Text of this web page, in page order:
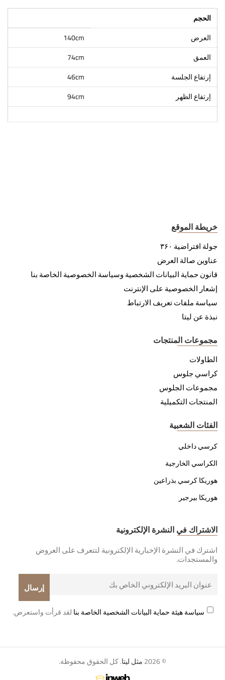
الحجم
العرض
140cm
العمق
74cm
إرتفاع الجلسة
46cm
إرتفاع الظهر
94cm
خريطة الموقع
جولة افتراضية ۳۶۰
عناوين صالة العرض
قانون حماية البيانات الشخصية وسياسة الخصوصية الخاصة بنا
إشعار الخصوصية على الإنترنت
سياسة ملفات تعريف الارتباط
نبذة عن ليتا
مجموعات المنتجات
الطاولات
كراسي جلوس
مجموعات الجلوس
المنتجات التكميلية
الفئات الشعبية
كرسي داخلي
الكراسي الخارجية
هوريكا كرسي بذراعين
هوريكا بيرجير
الاشتراك في النشرة الإلكترونية
اشترك في النشرة الإخبارية الإلكترونية لتتعرف على العروض
والمستجدات.
سياسة هيئة حماية البيانات الشخصية الخاصة بنا لقد قرأت واستعرض.
© 2026 مثل ليتا. كل الحقوق محفوظة.